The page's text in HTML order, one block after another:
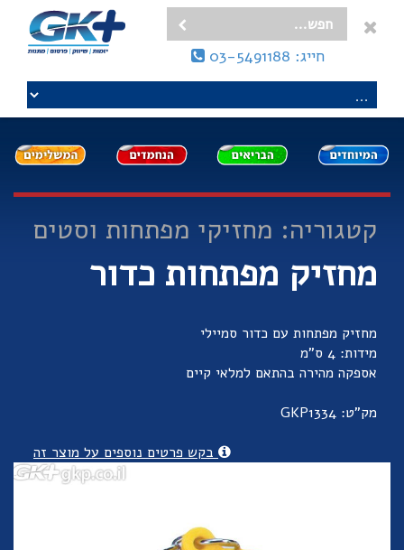
חייג: 03-5491188
קטגוריה: מחזיקי מפתחות וסטים
מחזיק מפתחות כדור
מחזיק מפתחות עם כדור סמיילי
מידות: 4 ס"מ
אספקה מהירה בהתאם למלאי קיים
מק"ט: GKP1334
בקש פרטים נוספים על מוצר זה